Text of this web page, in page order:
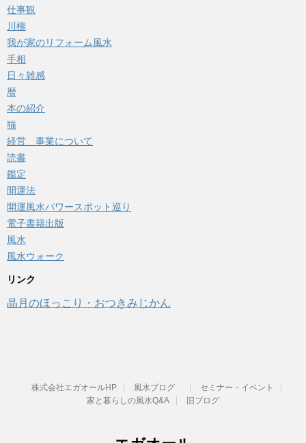
仕事観
川柳
我が家のリフォーム風水
手相
日々雑感
暦
本の紹介
猫
経営 事業について
読書
鑑定
開運法
開運風水パワースポット巡り
電子書籍出版
風水
風水ウォーク
リンク
晶月のほっこり・おつきみじかん
株式会社エガオールHP 風水ブログ
セミナー・イベント
家と暮らしの風水Q&A
旧ブログ